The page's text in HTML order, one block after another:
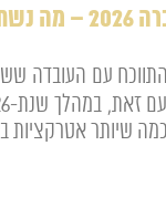
שעברה?
שיותר אטרקציות ב